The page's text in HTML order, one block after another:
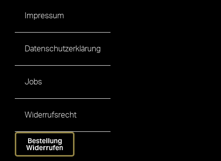
Impressum
Datenschutzerklärung
Jobs
Widerrufsrecht
Bestellung
Widerrufen